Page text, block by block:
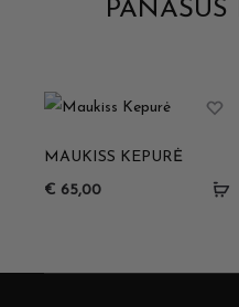
PANAŠŪS
MAUKISS KEPURĖ
€ 65,00